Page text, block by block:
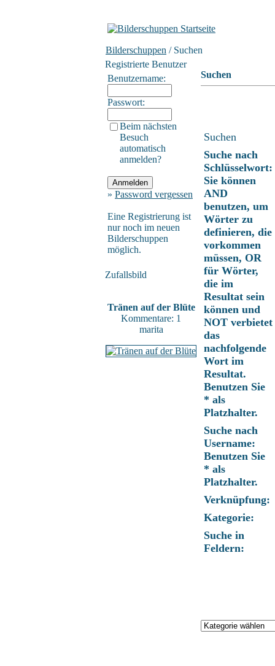
Bilderschuppen / Suchen
Registrierte Benutzer
Benutzername:
Passwort:
Beim nächsten
Besuch
automatisch
anmelden?
» Password vergessen
Eine Registrierung ist
nur noch im neuen
Bilderschuppen
möglich.
Zufallsbild
Tränen auf der Blüte
Kommentare: 1
marita
Suchen
Suchen
Suche nach
Schlüsselwort:
Sie können
AND
benutzen, um
Wörter zu
definieren, die
vorkommen
müssen, OR
für Wörter,
die im
Resultat sein
können und
NOT verbietet
das
nachfolgende
Wort im
Resultat.
Benutzen Sie
* als
Platzhalter.
Suche nach
Username:
Benutzen Sie
* als
Platzhalter.
Verknüpfung:
Kategorie:
Suche in
Feldern: